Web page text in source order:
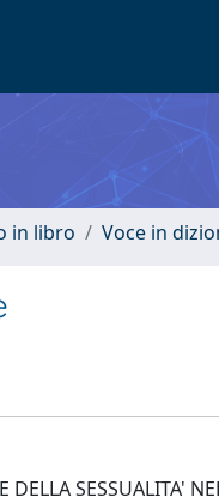
in libro Voce in
DELLA SESSUALITA'